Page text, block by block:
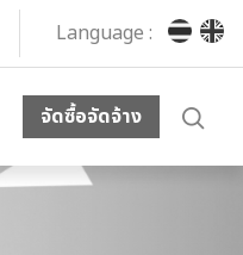
Language :
จัดซื้อจัดจ้าง